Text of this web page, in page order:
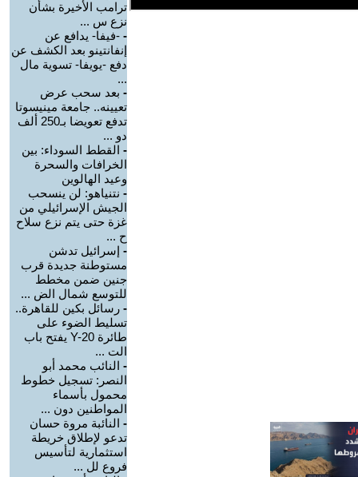
ترامب الأخيرة بشأن
نزع س ...
- -فيفا- يدافع عن
إنفانتينو بعد الكشف عن
دفع -يويفا- تسوية مال
...
- بعد سحب عرض
تعيينه.. جامعة مينيسوتا
تدفع تعويضا بـ250 ألف
دو ...
- القطط السوداء: بين
الخرافات والسحرة
وعيد الهالوين
- نتنياهو: لن ينسحب
الجيش الإسرائيلي من
غزة حتى يتم نزع سلاح
ح ...
- إسرائيل تدشن
مستوطنة جديدة قرب
جنين ضمن مخطط
للتوسع شمال الض ...
- رسائل بكين للقاهرة..
تسليط الضوء على
طائرة Y-20 يفتح باب
الت ...
- النائب محمد أبو
النصر: تسجيل خطوط
محمول بأسماء
المواطنين دون ...
- النائبة مروة حسان
تدعو لإطلاق خريطة
استثمارية لتأسيس
فروع لل ...